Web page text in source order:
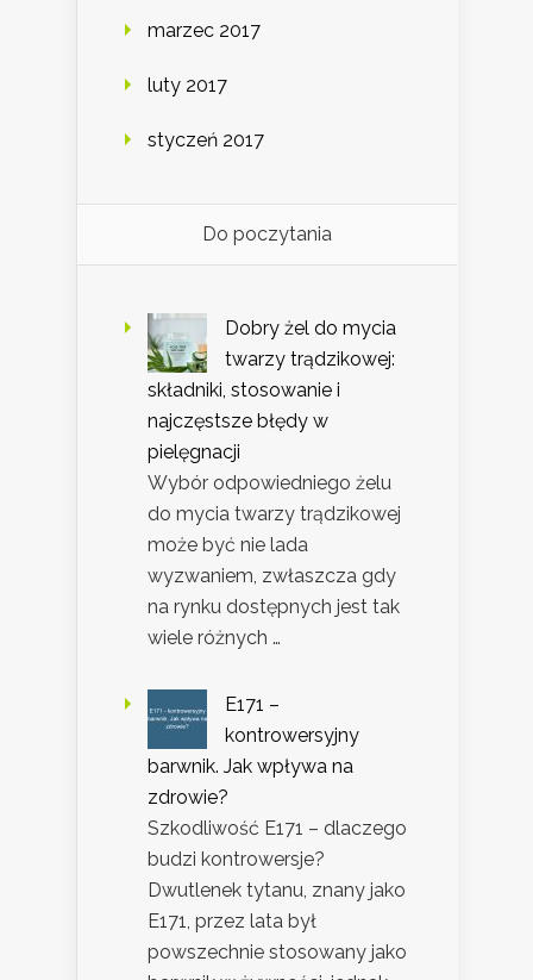
marzec 2017
luty 2017
styczeń 2017
Do poczytania
Dobry żel do mycia
twarzy trądzikowej:
składniki, stosowanie i
najczęstsze błędy w
pielęgnacji
Wybór odpowiedniego żelu
do mycia twarzy trądzikowej
może być nie lada
wyzwaniem, zwłaszcza gdy
na rynku dostępnych jest tak
wiele różnych …
E171 –
kontrowersyjny
barwnik. Jak wpływa na
zdrowie?
Szkodliwość E171 – dlaczego
budzi kontrowersje?
Dwutlenek tytanu, znany jako
E171, przez lata był
powszechnie stosowany jako